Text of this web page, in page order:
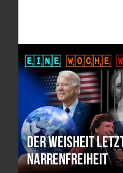
Der Weisheit
Narrenfreiheit